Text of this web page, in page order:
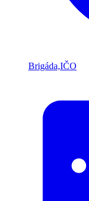
Brigáda,IČO